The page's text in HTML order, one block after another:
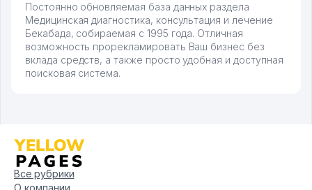
Постоянно обновляемая база данных раздела
Медицинская диагностика, консультация и лечение
Бекабада, собираемая с 1995 года. Отличная
возможность прорекламировать Ваш бизнес без
вклада средств, а также просто удобная и доступная
поисковая система.
Все рубрики
О компании